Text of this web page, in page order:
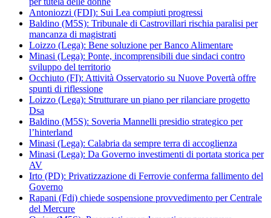
Antoniozzi (FDI): Sui Lea compiuti progressi
Baldino (M5S): Tribunale di Castrovillari rischia paralisi per
mancanza di magistrati
Loizzo (Lega): Bene soluzione per Banco Alimentare
Minasi (Lega): Ponte, incomprensibili due sindaci contro
sviluppo del territorio
Occhiuto (FI): Attività Osservatorio su Nuove Povertà offre
spunti di riflessione
Loizzo (Lega): Strutturare un piano per rilanciare progetto
Dsa
Baldino (M5S): Soveria Mannelli presidio strategico per
l’hinterland
Minasi (Lega): Calabria da sempre terra di accoglienza
Minasi (Lega): Da Governo investimenti di portata storica per
AV
Irto (PD): Privatizzazione di Ferrovie conferma fallimento del
Governo
Rapani (Fdi) chiede sospensione provvedimento per Centrale
del Mercure